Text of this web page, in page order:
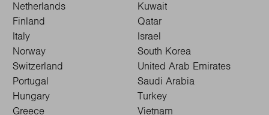
Netherlands
Finland
Italy
Norway
Switzerland
Portugal
Hungary
Greece
Kuwait
Qatar
Israel
South Korea
United Arab Emirates
Saudi Arabia
Turkey
Vietnam